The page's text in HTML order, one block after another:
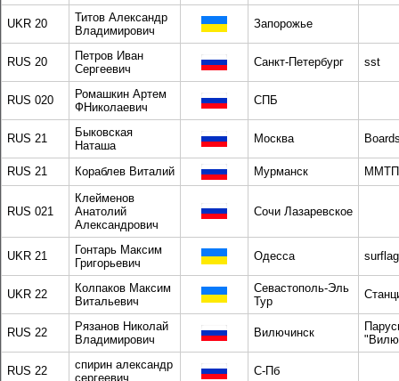
UKR 20
Титов Александр
Владимирович
Запорожье
RUS 20
Петров Иван
Сергеевич
Санкт-Петербург sst
RUS 020
Ромашкин Артем
ФНиколаевич
СПБ
RUS 21
Быковская
Наташа
Москва
RUS 21 Кораблев Виталий Мурманск ММТП
RUS 021
Клейменов
Анатолий
Александрович
Сочи Лазаревское
UKR 21
Гонтарь Максим
Григорьевич
Одесса
UKR 22
Колпаков Максим
Витальевич
Севастополь-Эль
Тур
RUS 22
Рязанов Николай
Владимирович
Вилючинск
RUS 22
спирин александр
сергеевич
С-Пб